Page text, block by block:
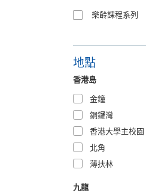
樂齡課程系列
地點
香港島
金鐘
銅鑼灣
香港大學主校園
北角
薄扶林
九龍